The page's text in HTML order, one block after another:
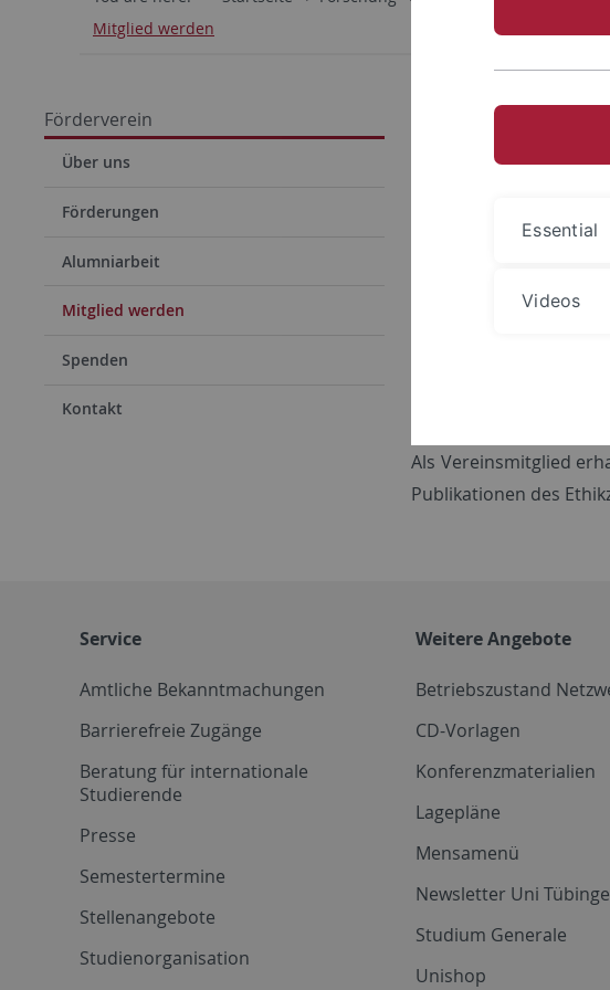
Mitglied werden
Förderverein
Über uns
Förderungen
Alumniarbeit
Mitglied werden
Spenden
Kontakt
Mitglied
Wir laden herzlich
Vereins zu werden.
Beitrittsformularaus
z. Hd. Dr. Cordula
Als Vereinsmitglied
Publikationen des
Service
Amtliche Bekanntmachungen
Barrierefreie Zugänge
Beratung für internationale
Studierende
Presse
Semestertermine
Stellenangebote
Studienorganisation
Weitere Angebote
Betriebszustand
CD-Vorlagen
Konferenzmaterialien
Lagepläne
Mensamenü
Newsletter Uni
Studium Generale
Unishop
Essential
Videos